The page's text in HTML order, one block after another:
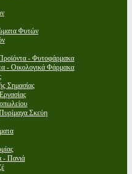
Φυτών
- Φυτοφάρμακα
- Οικολογικά Φάρμακα
Σημασίας
Σκεύη
- Πανιά